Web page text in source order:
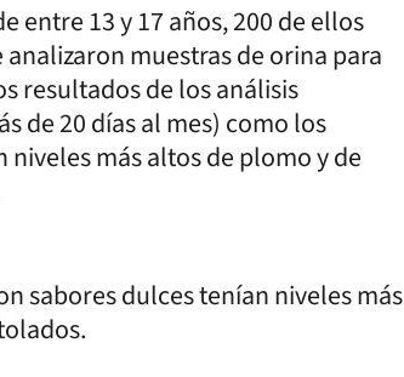
entre 13 y 17 años, 200 de ellos
muestras de orina para
resultados de los análisis
de 20 días al mes) como los
más altos de plomo y de
sabores dulces tenían niveles más